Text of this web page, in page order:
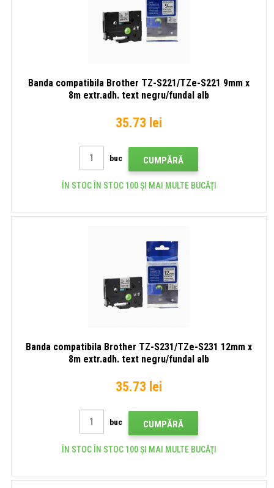
Banda compatibila Brother TZ-S221/TZe-S221 9mm x
8m extr.adh. text negru/fundal alb
35.73 lei
buc CUMPĂRĂ
ÎN STOC ÎN STOC 100 ȘI MAI MULTE BUCĂŢI
Banda compatibila Brother TZ-S231/TZe-S231 12mm x
8m extr.adh. text negru/fundal alb
35.73 lei
buc CUMPĂRĂ
ÎN STOC ÎN STOC 100 ȘI MAI MULTE BUCĂŢI